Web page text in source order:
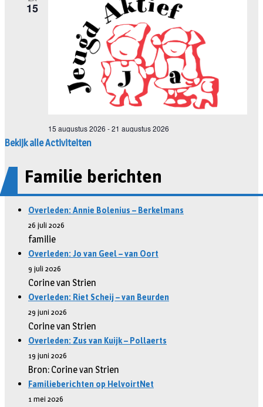
Bekijk alle Activiteiten
Familie berichten
Overleden: Annie Bolenius – Berkelmans
26 juli 2026
familie
Overleden: Jo van Geel – van Oort
9 juli 2026
Corine van Strien
Overleden: Riet Scheij – van Beurden
29 juni 2026
Corine van Strien
Overleden: Zus van Kuijk – Pollaerts
19 juni 2026
Bron: Corine van Strien
Familieberichten op HelvoirtNet
1 mei 2026